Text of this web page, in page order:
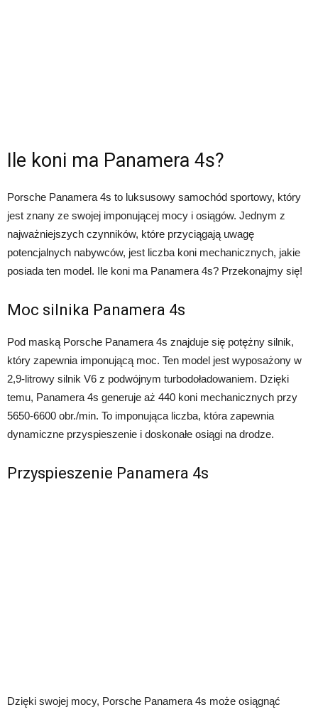
Ile koni ma Panamera 4s?
Porsche Panamera 4s to luksusowy samochód sportowy, który
jest znany ze swojej imponującej mocy i osiągów. Jednym z
najważniejszych czynników, które przyciągają uwagę
potencjalnych nabywców, jest liczba koni mechanicznych, jakie
posiada ten model. Ile koni ma Panamera 4s? Przekonajmy się!
Moc silnika Panamera 4s
Pod maską Porsche Panamera 4s znajduje się potężny silnik,
który zapewnia imponującą moc. Ten model jest wyposażony w
2,9-litrowy silnik V6 z podwójnym turbodoładowaniem. Dzięki
temu, Panamera 4s generuje aż 440 koni mechanicznych przy
5650-6600 obr./min. To imponująca liczba, która zapewnia
dynamiczne przyspieszenie i doskonałe osiągi na drodze.
Przyspieszenie Panamera 4s
Dzięki swojej mocy, Porsche Panamera 4s może osiągnąć